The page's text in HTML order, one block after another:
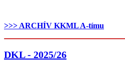
>>> ARCHÍV KKML A-tímu
DKL - 2025/26